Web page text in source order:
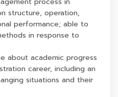
structure, operation,
performance; able to
in response to
about academic progress
career, including an
situations and their